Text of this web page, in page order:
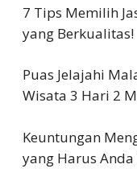
7 Tips Memilih
yang Berkualitas!
Puas Jelajahi
Wisata 3 Hari 2
Keuntungan
yang Harus